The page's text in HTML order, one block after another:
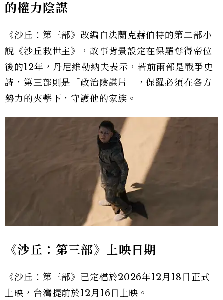
的權力陰謀
《沙丘：第三部》改編自法蘭克赫伯特的第二部小
說《沙丘救世主》，故事背景設定在保羅奪得帝位
後的12年，丹尼維勒納夫表示，若前兩部是戰爭史
詩，第三部則是「政治陰謀片」，保羅必須在各方
勢力的夾擊下，守護他的家族。
《沙丘：第三部》上映日期
《沙丘：第三部》已定檔於2026年12月18日正式
上映，台灣提前於12月16日上映。